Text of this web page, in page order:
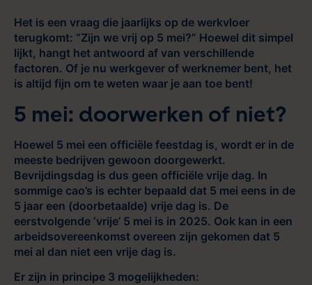
Het is een vraag die jaarlijks op de werkvloer
terugkomt: “Zijn we vrij op 5 mei?” Hoewel dit simpel
lijkt, hangt het antwoord af van verschillende
factoren. Of je nu werkgever of werknemer bent, het
is altijd fijn om te weten waar je aan toe bent!
5 mei: doorwerken of niet?
Hoewel 5 mei een officiële feestdag is, wordt er in de
meeste bedrijven gewoon doorgewerkt.
Bevrijdingsdag is dus geen officiële vrije dag. In
sommige cao’s is echter bepaald dat 5 mei eens in de
5 jaar een (doorbetaalde) vrije dag is. De
eerstvolgende ‘vrije’ 5 mei is in 2025. Ook kan in een
arbeidsovereenkomst overeen zijn gekomen dat 5
mei al dan niet een vrije dag is.
Er zijn in principe 3 mogelijkheden: